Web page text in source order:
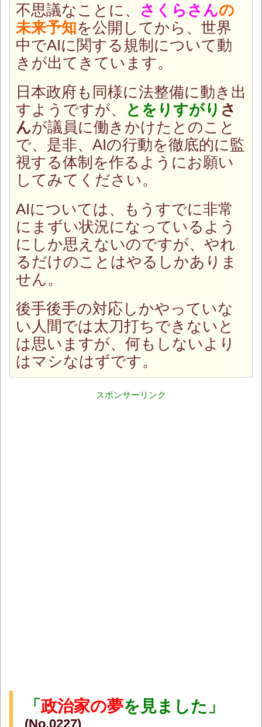
不思議なことに、 さくらさんの
未来予知を公開してから、世界
中でAIに関する規制について動
きが出てきています。
日本政府も同様に法整備に動き出
すようですが、
とをりすがり さ
んが議員に働きかけたとのこと
で、是非、AIの行動を徹底的に監
視する体制を作るようにお願い
してみてください。
AIについては、もうすでに非常
にまずい状況になっているよう
にしか思えないのですが、やれ
るだけのことはやるしかありま
せん。
後手後手の対応しかやっていな
い人間では太刀打ちできないと
は思いますが、何もしないより
はマシなはずです。
スポンサーリンク
「 政治家の夢を見ました」
(No.0227)